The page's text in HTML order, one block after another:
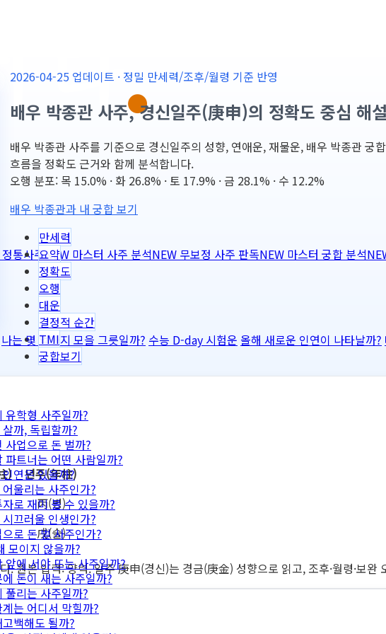
정통사주NEW 마스터 사주 분석NEW 무보정 사주 판독NEW 마스터 궁합 분석
나는 몇 억까지 모을 그릇일까? 수능 D-day 시험운 올해 새로운 인연이 나타날까?
유학형 사주일까?
까, 독립할까?
사업으로 돈 벌까?
파트너는 어떤 사람일까?
연은 있을까?
울리는 사주인가?
로 재미 볼 수 있을까?
끄러울 인생인가?
로 돈 벌 사주인가?
모이지 않을까?
앞에 서야 뜨는 사주일까?
돈이 새는 사주일까?
풀리는 사주일까?
는 어디서 막힐까?
백해도 될까?
2026-04-25 업데이트 · 정밀 만세력/조후/월령 기준 반영
배우 박종관 사주, 경신일주(庚申)의 정확도 중심 해
배우 박종관 사주를 기준으로 경신일주의 성향, 연애운, 재물운, 배우 박종관 궁
흐름을 정확도 근거와 함께 분석합니다.
오행 분포: 목 15.0% · 화 26.8% · 토 17.9% · 금 28.1% · 수 12.2%
배우 박종관과 내 궁합 보기
만세력
요약
정확도
오행
대운
결정적 순간
TMI
궁합보기
) 년주(年柱)
丙(병)
戌(술)
원본 입력: 양력. 일주 庚申(경신)는 경금(庚金) 성향으로 읽고, 조후·월령·보완